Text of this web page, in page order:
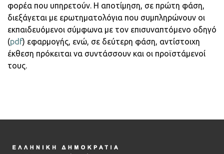
φορέα που υπηρετούν. Η αποτίμηση, σε πρώτη φάση,
διεξάγεται με ερωτηματολόγια που συμπληρώνουν οι
εκπαιδευόμενοι σύμφωνα με τον επισυναπτόμενο οδηγό
(pdf) εφαρμογής, ενώ, σε δεύτερη φάση, αντίστοιχη
έκθεση πρόκειται να συντάσσουν και οι προϊστάμενοί
τους.